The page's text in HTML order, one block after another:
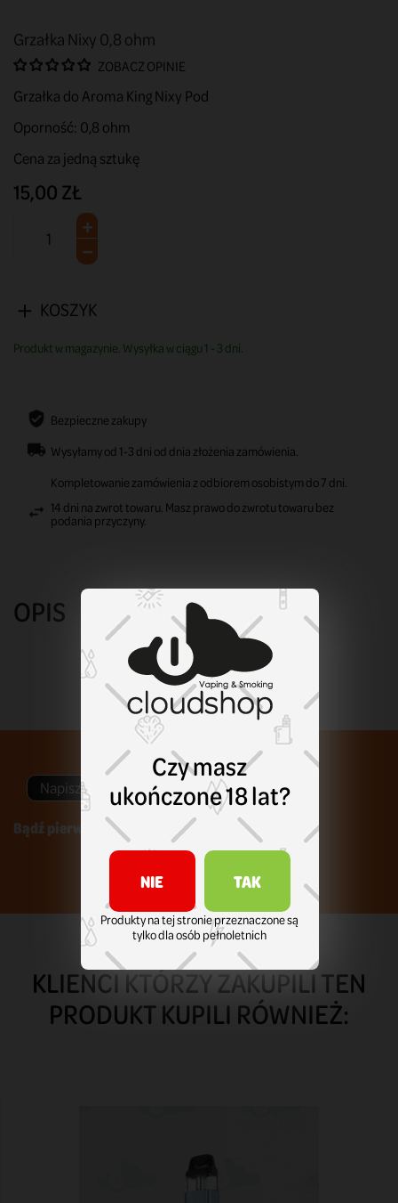
Grzałka Nixy 0,8 ohm
ZOBACZ OPINIE
Grzałka do Aroma King Nixy Pod
Oporność: 0,8 ohm
Cena za jedną sztukę
15,00 ZŁ
KOSZYK
Produkt w magazynie. Wysyłka w ciągu 1 - 3 dni.
Bezpieczne zakupy
Wysyłamy od 1-3 dni od dnia złożenia zamówienia.
Kompletowanie zamówienia z odbiorem osobistym do 7 dni.
14 dni na zwrot towaru. Masz prawo do zwrotu towaru bez
podania przyczyny.
OPIS
Napisz swoją opinię
Bądź pierwszym który napisze recenzję !
KLIENCI KTÓRZY ZAKUPILI TEN
PRODUKT KUPILI RÓWNIEŻ:
Czy masz
ukończone 18 lat?
NIE TAK
Produkty na tej stronie przeznaczone są
tylko dla osób pełnoletnich